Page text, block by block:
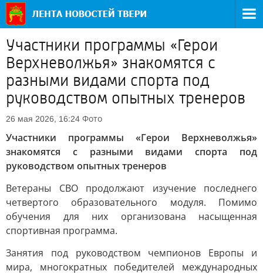
Участники программы «Герои
Верхневолжья» знакомятся с
разными видами спорта под
руководством опытных тренеров
26 мая 2026, 16:24 Фото
Участники программы «Герои Верхневолжья»
знакомятся с разными видами спорта под
руководством опытных тренеров
Ветераны СВО продолжают изучение последнего
четвертого образовательного модуля. Помимо
обучения для них организована насыщенная
спортивная программа.
Занятия под руководством чемпионов Европы и
мира, многократных победителей международных